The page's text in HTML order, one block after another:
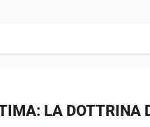
LA DOTTRINA